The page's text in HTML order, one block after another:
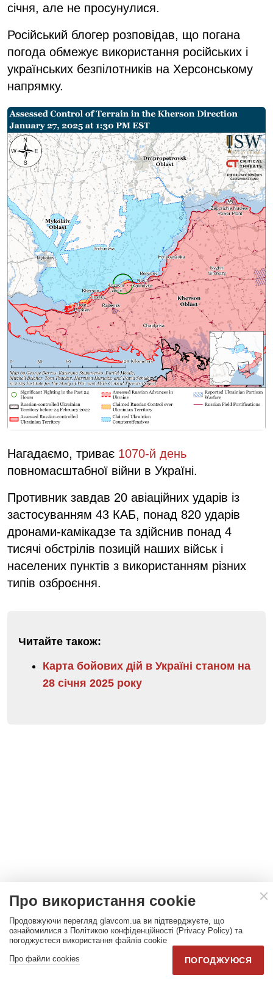
січня, але не просунулися.
Російський блогер розповідав, що погана
погода обмежує використання російських і
українських безпілотників на Херсонському
напрямку.
Нагадаємо, триває 1070-й день
повномасштабної війни в Україні.
Противник завдав 20 авіаційних ударів із
застосуванням 43 КАБ, понад 820 ударів
дронами-камікадзе та здійснив понад 4
тисячі обстрілів позицій наших військ і
населених пунктів з використанням різних
типів озброєння.
Читайте також:
Карта бойових дій в Україні станом на
28 січня 2025 року
Про використання cookie
Продовжуючи перегляд glavcom.ua ви підтверджуєте, що
ознайомилися з Політикою конфіденційності (Privacy Policy) та
погоджуєтеся використання файлів cookie
Про файли cookies
ПОГОДЖУЮСЯ